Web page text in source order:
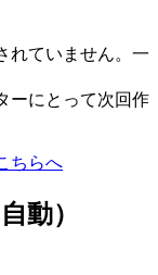
れていません。一
ーにとって次回作
ちらへ
動）